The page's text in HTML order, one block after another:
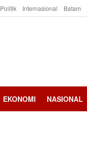
Politik Internasional Batam
EKONOMI NASIONAL